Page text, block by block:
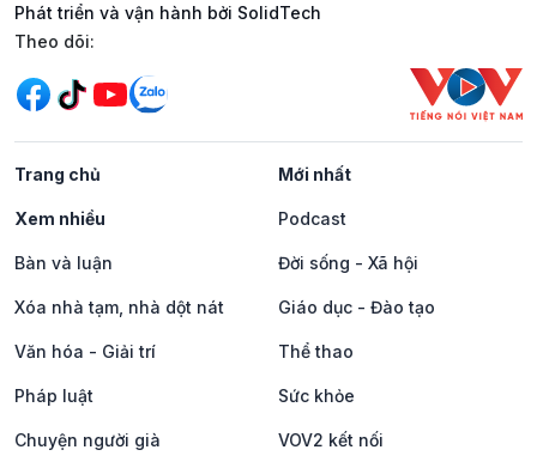
Phát triển và vận hành bởi SolidTech
Mạng xã hội
Theo dõi:
Trang chủ Mới nhất
Xem nhiều Podcast
Bàn và luận Đời sống - Xã hội
Xóa nhà tạm, nhà dột nát Giáo dục - Đào tạo
Văn hóa - Giải trí Thể thao
Pháp luật Sức khỏe
Chuyện người già VOV2 kết nối